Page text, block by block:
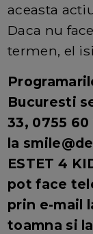
aceasta
Daca nu
termen, el
Bucuresti
33, 0755
la
ESTET 4
pot face
prin e-mail
toamna si